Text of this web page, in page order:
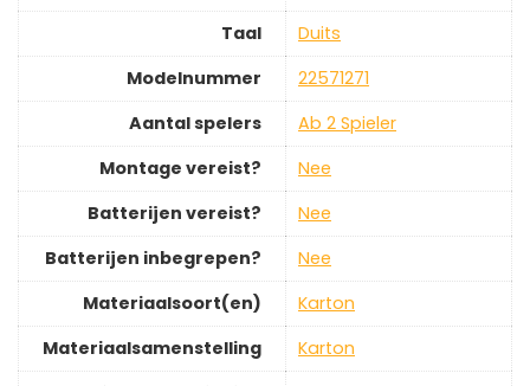
Taal
‎Duits
Modelnummer
‎22571271
Aantal spelers
‎Ab 2 Spieler
Montage vereist?
‎Nee
Batterijen vereist?
‎Nee
Batterijen inbegrepen?
‎Nee
Materiaalsoort(en)
‎Karton
Materiaalsamenstelling
‎Karton